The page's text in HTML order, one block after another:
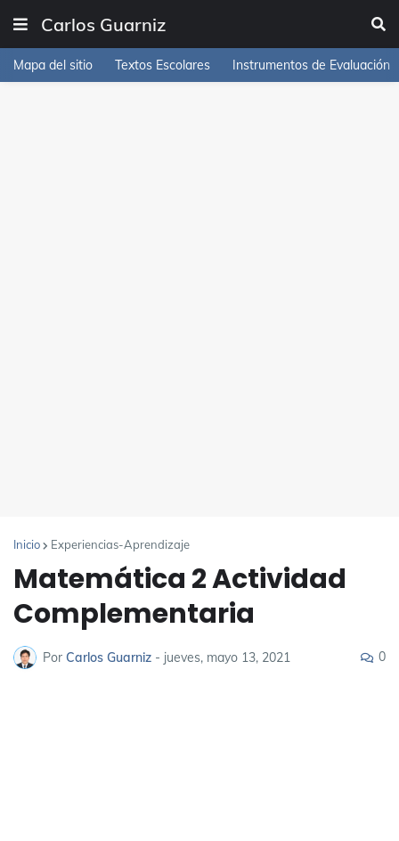
Carlos Guarniz
Mapa del sitio Textos Escolares Instrumentos de Evaluación
Inicio Experiencias-Aprendizaje
Matemática 2 Actividad
Complementaria
Por Carlos Guarniz - jueves, mayo 13, 2021 0